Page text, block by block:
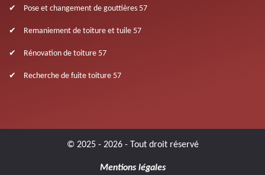
Pose et changement de gouttières 57
Remaniement de toiture et tuile 57
Rénovation de toiture 57
Recherche de fuite toiture 57
© 2025 - 2026 - Tout droit réservé
Mentions légales